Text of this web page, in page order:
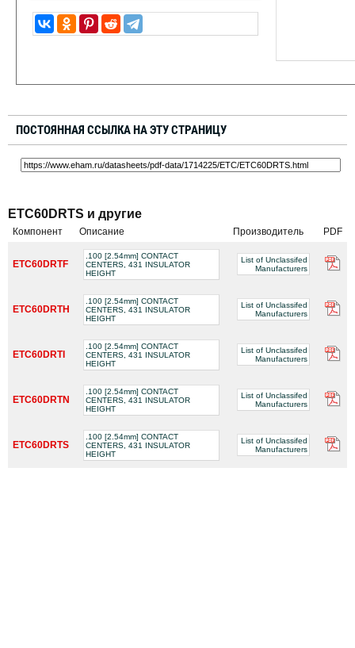
ПОСТОЯННАЯ ССЫЛКА НА ЭТУ СТРАНИЦУ
ETC60DRTS и другие
Компонент Описание Производитель PDF
ETC60DRTF
.100 [2.54mm] CONTACT
CENTERS, 431 INSULATOR
HEIGHT
List of Unclassifed
Manufacturers
ETC60DRTH
.100 [2.54mm] CONTACT
CENTERS, 431 INSULATOR
HEIGHT
List of Unclassifed
Manufacturers
ETC60DRTI
.100 [2.54mm] CONTACT
CENTERS, 431 INSULATOR
HEIGHT
List of Unclassifed
Manufacturers
ETC60DRTN
.100 [2.54mm] CONTACT
CENTERS, 431 INSULATOR
HEIGHT
List of Unclassifed
Manufacturers
ETC60DRTS
.100 [2.54mm] CONTACT
CENTERS, 431 INSULATOR
HEIGHT
List of Unclassifed
Manufacturers